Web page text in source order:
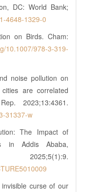
DC: World Bank;
4648-1329-0
on Birds. Cham:
10.1007/978-3-319-
noise pollution on
are correlated
2023;13:4361.
31337-w
The Impact of
in Addis Ababa,
2025;5(1):9.
curse of our